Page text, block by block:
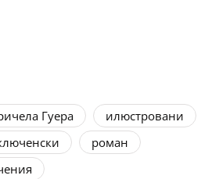
Гуера
илюстровани
роман